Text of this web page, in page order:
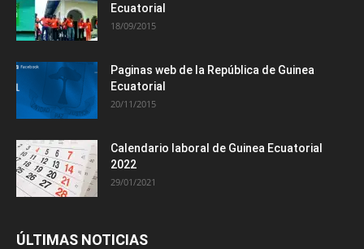
Ecuatorial
18/09/2015
Paginas web de la República de Guinea
Ecuatorial
20/11/2015
Calendario laboral de Guinea Ecuatorial
2022
29/01/2021
ÚLTIMAS NOTICIAS